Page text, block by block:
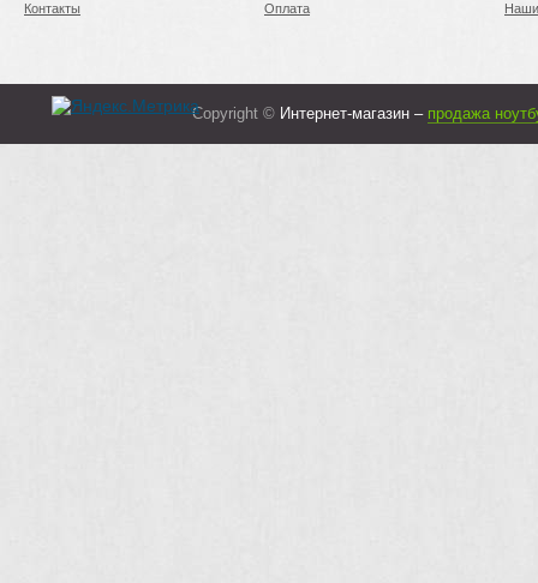
Контакты
Оплата
Copyright © Интернет-магазин – продажа